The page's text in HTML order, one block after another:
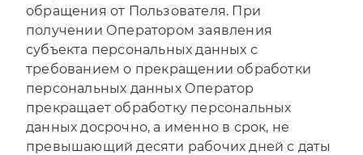
обращения от Пользователя. При
получении Оператором заявления
субъекта персональных данных с
требованием о прекращении обработки
персональных данных Оператор
прекращает обработку персональных
данных досрочно, а именно в срок, не
превышающий десяти рабочих дней с даты